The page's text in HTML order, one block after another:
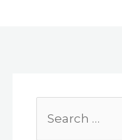
Search